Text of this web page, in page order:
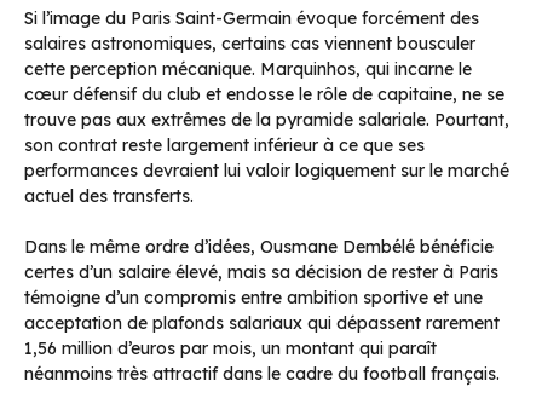
Si l’image du Paris Saint-Germain évoque forcément des
salaires astronomiques, certains cas viennent bousculer
cette perception mécanique. Marquinhos, qui incarne le
cœur défensif du club et endosse le rôle de capitaine, ne se
trouve pas aux extrêmes de la pyramide salariale. Pourtant,
son contrat reste largement inférieur à ce que ses
performances devraient lui valoir logiquement sur le marché
actuel des transferts.
Dans le même ordre d’idées, Ousmane Dembélé bénéficie
certes d’un salaire élevé, mais sa décision de rester à Paris
témoigne d’un compromis entre ambition sportive et une
acceptation de plafonds salariaux qui dépassent rarement
1,56 million d’euros par mois, un montant qui paraît
néanmoins très attractif dans le cadre du football français.